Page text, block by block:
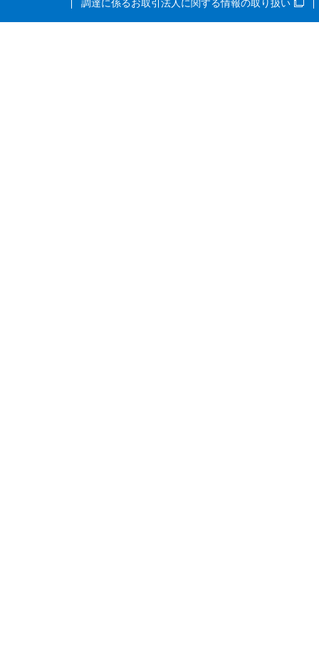
調達に係るお取引法人に関する情報の取り扱い